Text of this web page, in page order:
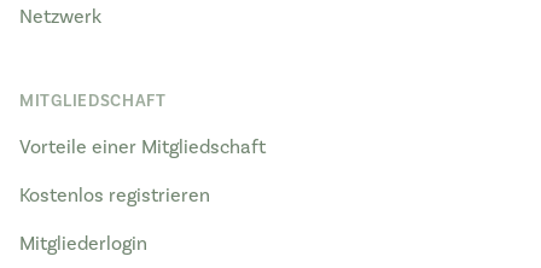
Netzwerk
MITGLIEDSCHAFT
Vorteile einer Mitgliedschaft
Kostenlos registrieren
Mitgliederlogin